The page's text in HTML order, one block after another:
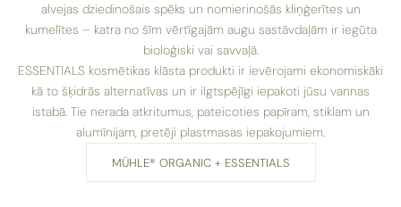
alvejas dziedinošais spēks un nomierinošās kliņģerītes un
kumelītes – katra no šīm vērtīgajām augu sastāvdaļām ir iegūta
bioloģiski vai savvaļā.
ESSENTIALS kosmētikas klāsta produkti ir ievērojami ekonomiskāki
kā to šķidrās alternatīvas un ir ilgtspējīgi iepakoti jūsu vannas
istabā. Tie nerada atkritumus, pateicoties papīram, stiklam un
alumīnijam, pretēji plastmasas iepakojumiem.
MÜHLE® ORGANIC + ESSENTIALS